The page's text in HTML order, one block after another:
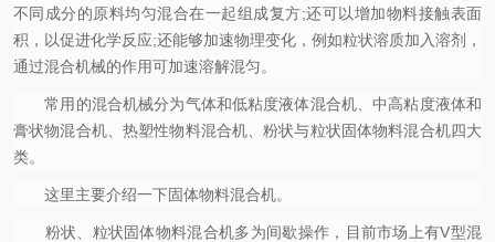
不同成分的原料均匀混合在一起组成复方;还可以增加物料接触表面
积，以促进化学反应;还能够加速物理变化，例如粒状溶质加入溶剂，
通过混合机械的作用可加速溶解混匀。
常用的混合机械分为气体和低粘度液体混合机、中高粘度液体和
膏状物混合机、热塑性物料混合机、粉状与粒状固体物料混合机四大
类。
这里主要介绍一下固体物料混合机。
粉状、粒状固体物料混合机多为间歇操作，目前市场上有V型混